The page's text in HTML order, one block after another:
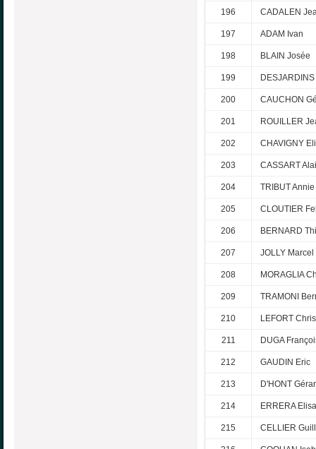
196 CADALEN
197 ADAM Ivan
198 BLAIN Josée
199
200 CAUCHON
201 ROUILLER
202 CHAVIGNY
203 CASSART
204 TRIBUT Annie
205 CLOUTIER
206 BERNARD
207 JOLLY Marcel
208 MORAGLIA
209 TRAMONI
210 LEFORT
211 DUGA
212 GAUDIN Eric
213 D'HONT
214 ERRERA
215 CELLIER